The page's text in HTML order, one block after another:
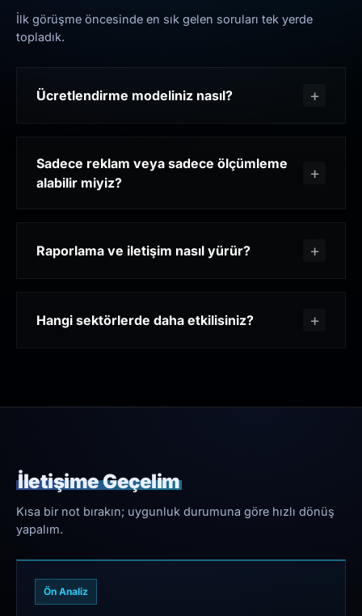
İlk görüşme öncesinde en sık gelen soruları tek yerde
topladık.
Ücretlendirme modeliniz nasıl?
Sadece reklam veya sadece ölçümleme
alabilir miyiz?
Raporlama ve iletişim nasıl yürür?
Hangi sektörlerde daha etkilisiniz?
İletişime Geçelim
Kısa bir not bırakın; uygunluk durumuna göre hızlı dönüş
yapalım.
Ön Analiz